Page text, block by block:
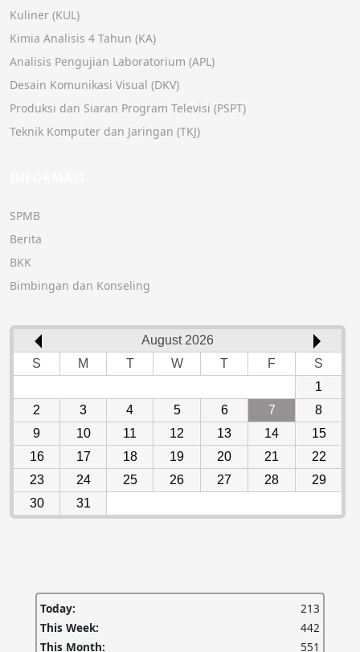
Kuliner (KUL)
Kimia Analisis 4 Tahun (KA)
Analisis Pengujian Laboratorium (APL)
Desain Komunikasi Visual (DKV)
Produksi dan Siaran Program Televisi (PSPT)
Teknik Komputer dan Jaringan (TKJ)
SPMB
Berita
BKK
Bimbingan dan Konseling
August 2026
S
M T W T F
S
1
2
3 4 5 6 7
8
9
10 11 12 13 14
15
16
17 18 19 20 21
22
23
24 25 26 27 28
29
30
31
Today:
213
This Week:
442
This Month:
551